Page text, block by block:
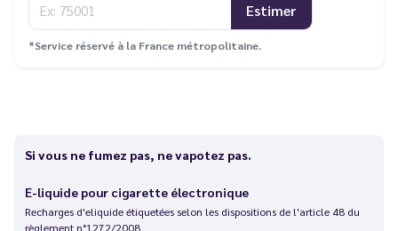
Estimer
*Service réservé à la France métropolitaine.
Si vous ne fumez pas, ne vapotez pas.
E-liquide pour cigarette électronique
Recharges d'eliquide étiquetées selon les dispositions de l'article 48 du
règlement n°1272/2008